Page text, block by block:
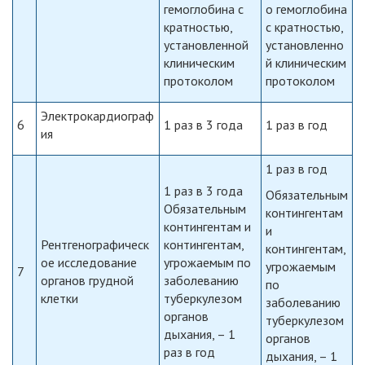
гемоглобина с
кратностью,
установленной
клиническим
протоколом
о гемоглобина
с кратностью,
установленно
й клиническим
протоколом
6
Электрокардиограф
ия
1 раз в 3 года 1 раз в год
7
Рентгенографическ
ое исследование
органов грудной
клетки
1 раз в 3 года
Обязательным
контингентам и
контингентам,
угрожаемым по
заболеванию
туберкулезом
органов
дыхания, – 1
раз в год
1 раз в год
Обязательным
контингентам
и
контингентам,
угрожаемым
по
заболеванию
туберкулезом
органов
дыхания, – 1